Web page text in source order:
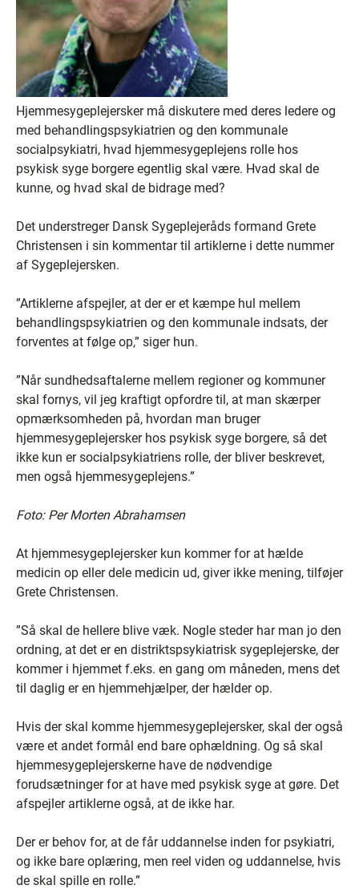
Hjemmesygeplejersker må diskutere med deres ledere og
med behandlingspsykiatrien og den kommunale
socialpsykiatri, hvad hjemmesygeplejens rolle hos
psykisk syge borgere egentlig skal være. Hvad skal de
kunne, og hvad skal de bidrage med?
Det understreger Dansk Sygeplejeråds formand Grete
Christensen i sin kommentar til artiklerne i dette nummer
af Sygeplejersken.
”Artiklerne afspejler, at der er et kæmpe hul mellem
behandlingspsykiatrien og den kommunale indsats, der
forventes at følge op,” siger hun.
”Når sundhedsaftalerne mellem regioner og kommuner
skal fornys, vil jeg kraftigt opfordre til, at man skærper
opmærksomheden på, hvordan man bruger
hjemmesygeplejersker hos psykisk syge borgere, så det
ikke kun er socialpsykiatriens rolle, der bliver beskrevet,
men også hjemmesygeplejens.”
Foto: Per Morten Abrahamsen
At hjemmesygeplejersker kun kommer for at hælde
medicin op eller dele medicin ud, giver ikke mening, tilføjer
Grete Christensen.
”Så skal de hellere blive væk. Nogle steder har man jo den
ordning, at det er en distriktspsykiatrisk sygeplejerske, der
kommer i hjemmet f.eks. en gang om måneden, mens det
til daglig er en hjemmehjælper, der hælder op.
Hvis der skal komme hjemmesygeplejersker, skal der også
være et andet formål end bare ophældning. Og så skal
hjemmesygeplejerskerne have de nødvendige
forudsætninger for at have med psykisk syge at gøre. Det
afspejler artiklerne også, at de ikke har.
Der er behov for, at de får uddannelse inden for psykiatri,
og ikke bare oplæring, men reel viden og uddannelse, hvis
de skal spille en rolle.”